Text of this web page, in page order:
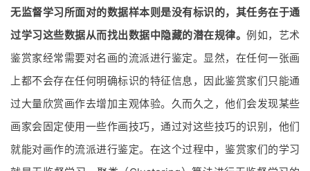
无监督学习所面对的数据样本则是没有标识的，其任务在于通
过学习这些数据从而找出数据中隐藏的潜在规律。 例如，艺术
鉴赏家经常需要对名画的流派进行鉴定。显然，在任何一张画
上都不会存在任何明确标识的特征信息，因此鉴赏家们只能通
过大量欣赏画作去增加主观体验。久而久之，他们会发现某些
画家会固定使用一些作画技巧，通过对这些技巧的识别，他们
就能对画作的流派进行鉴定。在这个过程中，鉴赏家们的学习